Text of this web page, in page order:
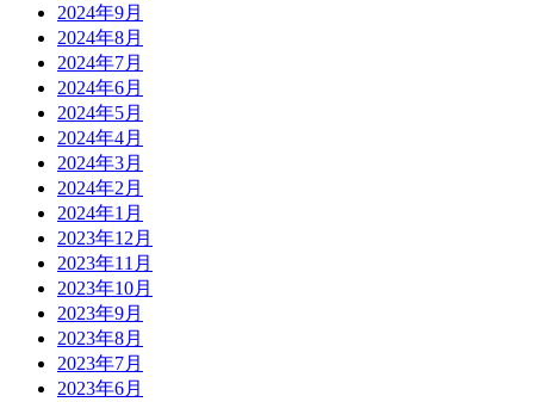
2024年9月
2024年8月
2024年7月
2024年6月
2024年5月
2024年4月
2024年3月
2024年2月
2024年1月
2023年12月
2023年11月
2023年10月
2023年9月
2023年8月
2023年7月
2023年6月